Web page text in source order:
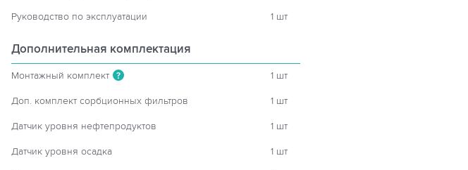
Руководство по эксплуатации 1 шт
Дополнительная комплектация
Монтажный комплект ? 1 шт
Доп. комплект сорбционных фильтров 1 шт
Датчик уровня нефтепродуктов 1 шт
Датчик уровня осадка 1 шт